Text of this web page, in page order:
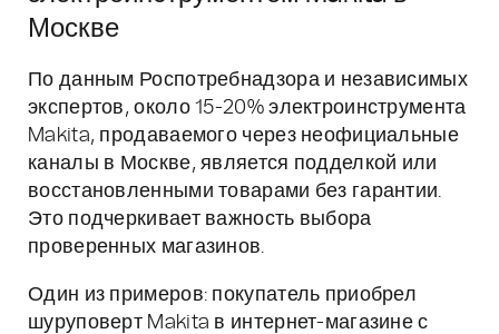
Москве
По данным Роспотребнадзора и независимых
экспертов, около 15-20% электроинструмента
Makita, продаваемого через неофициальные
каналы в Москве, является подделкой или
восстановленными товарами без гарантии.
Это подчеркивает важность выбора
проверенных магазинов.
Один из примеров: покупатель приобрел
шуруповерт Makita в интернет-магазине с